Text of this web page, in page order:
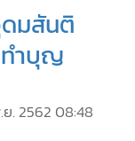
มสันติ
ทำบุญ
. 2562 08:48